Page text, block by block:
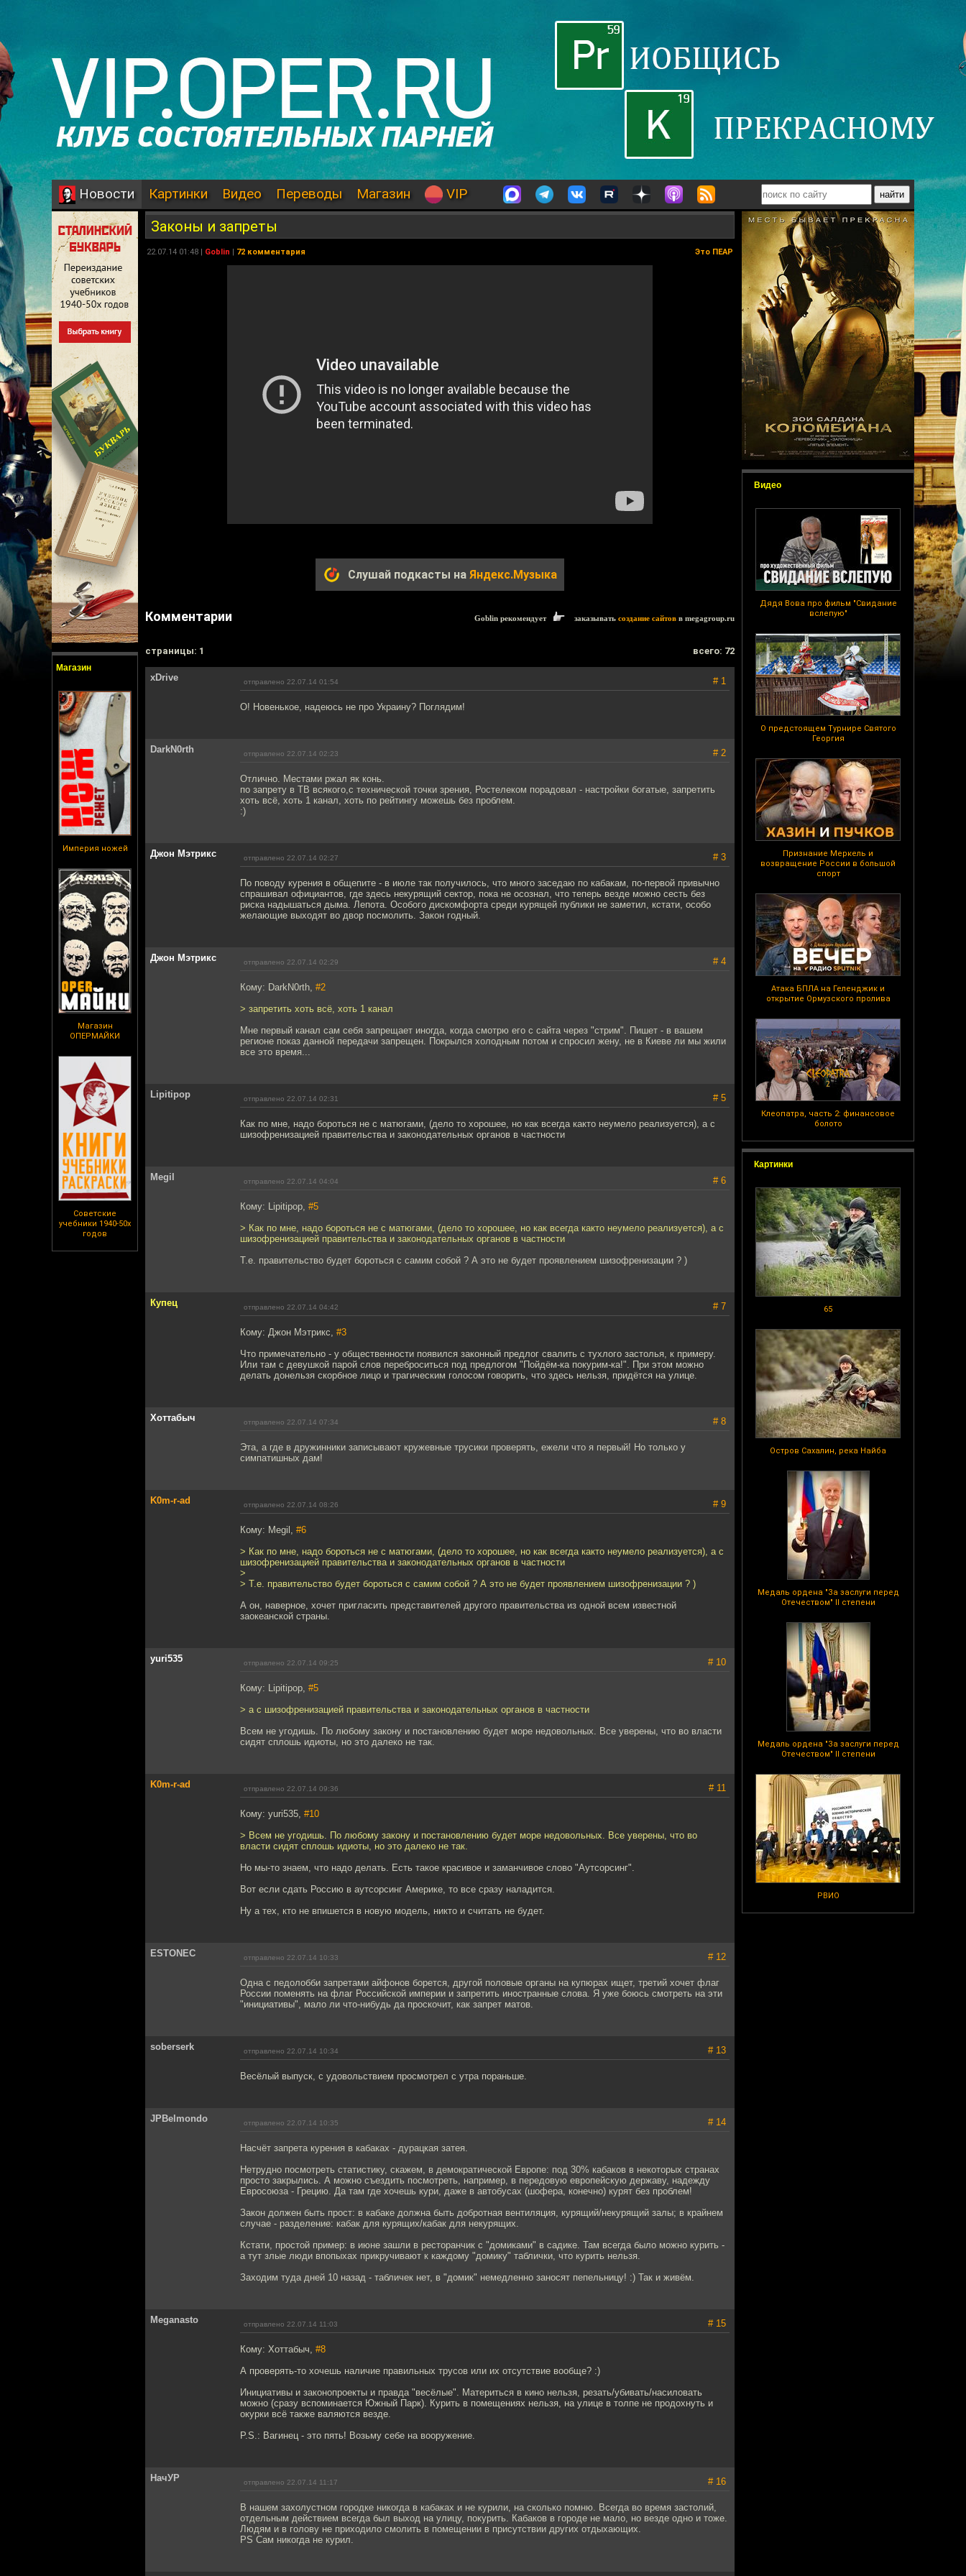
Новости Картинки Видео Переводы Магазин VIP
Магазин
Империя ножей
Магазин
ОПЕРМАЙКИ
Советские
учебники 1940-50х
годов
Видео
Дядя Вова про фильм "Свидание
вслепую"
О предстоящем Турнире Святого
Георгия
Признание Меркель и
возвращение России в большой
спорт
Атака БПЛА на Геленджик и
открытие Ормузского пролива
Клеопатра, часть 2: финансовое
болото
Картинки
65
Остров Сахалин, река Найба
Медаль ордена "За заслуги перед
Отечеством" II степени
Медаль ордена "За заслуги перед
Отечеством" II степени
РВИО
Законы и запреты
22.07.14 01:48 | Goblin | 72 комментария Это ПЕАР
Слушай подкасты на Яндекс.Музыка
Комментарии Goblin рекомендует заказывать создание сайтов в megagroup.ru
cтраницы: 1 всего: 72
xDrive отправлено 22.07.14 01:54 # 1
О! Новенькое, надеюсь не про Украину? Поглядим!
DarkN0rth отправлено 22.07.14 02:23 # 2
Отлично. Местами ржал як конь.
по запрету в ТВ всякого,с технической точки зрения, Ростелеком порадовал - настройки богатые, запретить
хоть всё, хоть 1 канал, хоть по рейтингу можешь без проблем.
:)
Джон Мэтрикс отправлено 22.07.14 02:27 # 3
По поводу курения в общепите - в июле так получилось, что много заседаю по кабакам, по-первой привычно
спрашивал официантов, где здесь некурящий сектор, пока не осознал, что теперь везде можно сесть без
риска надышаться дыма. Лепота. Особого дискомфорта среди курящей публики не заметил, кстати, особо
желающие выходят во двор посмолить. Закон годный.
Джон Мэтрикс отправлено 22.07.14 02:29 # 4
Кому: DarkN0rth, #2
> запретить хоть всё, хоть 1 канал
Мне первый канал сам себя запрещает иногда, когда смотрю его с сайта через "стрим". Пишет - в вашем
регионе показ данной передачи запрещен. Покрылся холодным потом и спросил жену, не в Киеве ли мы жили
все это время...
Lipitipop отправлено 22.07.14 02:31 # 5
Как по мне, надо бороться не с матюгами, (дело то хорошее, но как всегда както неумело реализуется), а с
шизофренизацией правительства и законодательных органов в частности
Megil отправлено 22.07.14 04:04 # 6
Кому: Lipitipop, #5
> Как по мне, надо бороться не с матюгами, (дело то хорошее, но как всегда както неумело реализуется), а с
шизофренизацией правительства и законодательных органов в частности
Т.е. правительство будет бороться с самим собой ? А это не будет проявлением шизофренизации ? )
Купец отправлено 22.07.14 04:42 # 7
Кому: Джон Мэтрикс, #3
Что примечательно - у общественности появился законный предлог свалить с тухлого застолья, к примеру.
Или там с девушкой парой слов переброситься под предлогом "Пойдём-ка покурим-ка!". При этом можно
делать донельзя скорбное лицо и трагическим голосом говорить, что здесь нельзя, придётся на улице.
Хоттабыч отправлено 22.07.14 07:34 # 8
Эта, а где в дружинники записывают кружевные трусики проверять, ежели что я первый! Но только у
симпатишных дам!
K0m-r-ad отправлено 22.07.14 08:26 # 9
Кому: Megil, #6
> Как по мне, надо бороться не с матюгами, (дело то хорошее, но как всегда както неумело реализуется), а с
шизофренизацией правительства и законодательных органов в частности
>
> Т.е. правительство будет бороться с самим собой ? А это не будет проявлением шизофренизации ? )
А он, наверное, хочет пригласить представителей другого правительства из одной всем известной
заокеанской страны.
yuri535 отправлено 22.07.14 09:25 # 10
Кому: Lipitipop, #5
> а с шизофренизацией правительства и законодательных органов в частности
Всем не угодишь. По любому закону и постановлению будет море недовольных. Все уверены, что во власти
сидят сплошь идиоты, но это далеко не так.
K0m-r-ad отправлено 22.07.14 09:36 # 11
Кому: yuri535, #10
> Всем не угодишь. По любому закону и постановлению будет море недовольных. Все уверены, что во
власти сидят сплошь идиоты, но это далеко не так.
Но мы-то знаем, что надо делать. Есть такое красивое и заманчивое слово "Аутсорсинг".
Вот если сдать Россию в аутсорсинг Америке, то все сразу наладится.
Ну а тех, кто не впишется в новую модель, никто и считать не будет.
ESTONEC отправлено 22.07.14 10:33 # 12
Одна с педолобби запретами айфонов борется, другой половые органы на купюрах ищет, третий хочет флаг
России поменять на флаг Российской империи и запретить иностранные слова. Я уже боюсь смотреть на эти
"инициативы", мало ли что-нибудь да проскочит, как запрет матов.
soberserk отправлено 22.07.14 10:34 # 13
Весёлый выпуск, с удовольствием просмотрел с утра пораньше.
JPBelmondo отправлено 22.07.14 10:35 # 14
Насчёт запрета курения в кабаках - дурацкая затея.
Нетрудно посмотреть статистику, скажем, в демократической Европе: под 30% кабаков в некоторых странах
просто закрылись. А можно съездить посмотреть, например, в передовую европейскую державу, надежду
Евросоюза - Грецию. Да там где хочешь кури, даже в автобусах (шофера, конечно) курят без проблем!
Закон должен быть прост: в кабаке должна быть добротная вентиляция, курящий/некурящий залы; в крайнем
случае - разделение: кабак для курящих/кабак для некурящих.
Кстати, простой пример: в июне зашли в ресторанчик с "домиками" в садике. Там всегда было можно курить -
а тут злые люди впопыхах прикручивают к каждому "домику" таблички, что курить нельзя.
Заходим туда дней 10 назад - табличек нет, в "домик" немедленно заносят пепельницу! :) Так и живём.
Meganasto отправлено 22.07.14 11:03 # 15
Кому: Хоттабыч, #8
А проверять-то хочешь наличие правильных трусов или их отсутствие вообще? :)
Инициативы и законопроекты и правда "весёлые". Материться в кино нельзя, резать/убивать/насиловать
можно (сразу вспоминается Южный Парк). Курить в помещениях нельзя, на улице в толпе не продохнуть и
окурки всё также валяются везде.
P.S.: Вагинец - это пять! Возьму себе на вооружение.
НачУР отправлено 22.07.14 11:17 # 16
В нашем захолустном городке никогда в кабаках и не курили, на сколько помню. Всегда во время застолий,
отдельным действием всегда был выход на улицу, покурить. Кабаков в городе не мало, но везде одно и тоже.
Людям и в голову не приходило смолить в помещении в присутствии других отдыхающих.
PS Сам никогда не курил.